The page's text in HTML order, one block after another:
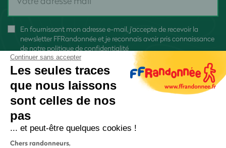
En fournissant mon adresse e-mail, j'accepte de recevoir la
newsletter FFRandonnée et je reconnais avoir pris connaissance
de notre politique de confidentialité
Continuer sans accepter
Les seules traces
que nous laissons
sont celles de nos
pas
... et peut-être quelques cookies !
Chers randonneurs,